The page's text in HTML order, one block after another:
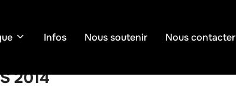
Infos Nous soutenir Nous contacter
2014